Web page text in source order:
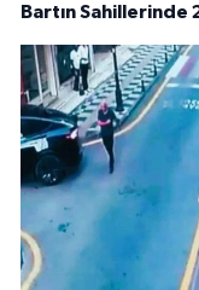
Bartın Sahillerinde